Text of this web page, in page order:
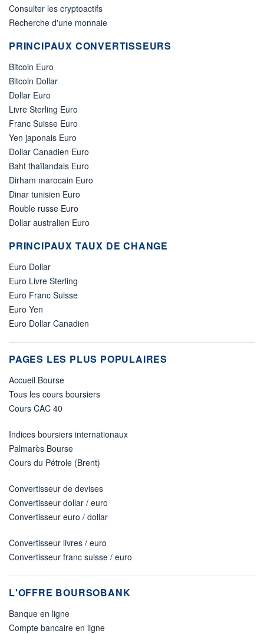
Consulter les cryptoactifs
Recherche d'une monnaie
PRINCIPAUX CONVERTISSEURS
Bitcoin Euro
Bitcoin Dollar
Dollar Euro
Livre Sterling Euro
Franc Suisse Euro
Yen japonais Euro
Dollar Canadien Euro
Baht thaïlandais Euro
Dirham marocain Euro
Dinar tunisien Euro
Rouble russe Euro
Dollar australien Euro
PRINCIPAUX TAUX DE CHANGE
Euro Dollar
Euro Livre Sterling
Euro Franc Suisse
Euro Yen
Euro Dollar Canadien
PAGES LES PLUS POPULAIRES
Accueil Bourse
Tous les cours boursiers
Cours CAC 40
Indices boursiers internationaux
Palmarès Bourse
Cours du Pétrole (Brent)
Convertisseur de devises
Convertisseur dollar / euro
Convertisseur euro / dollar
Convertisseur livres / euro
Convertisseur franc suisse / euro
L'OFFRE BOURSOBANK
Banque en ligne
Compte bancaire en ligne